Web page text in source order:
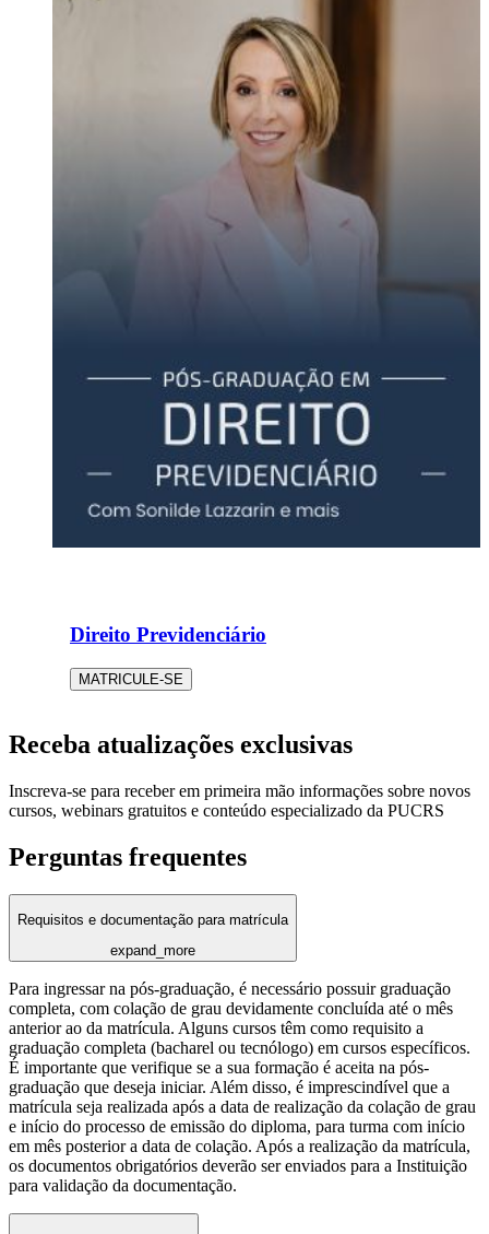
Direito Previdenciário
MATRICULE-SE
Receba atualizações exclusivas
Inscreva-se para receber em primeira mão informações sobre novos
cursos, webinars gratuitos e conteúdo especializado da PUCRS
Perguntas frequentes
Requisitos e documentação para matrícula
expand_more
Para ingressar na pós-graduação, é necessário possuir graduação
completa, com colação de grau devidamente concluída até o mês
anterior ao da matrícula. Alguns cursos têm como requisito a
graduação completa (bacharel ou tecnólogo) em cursos específicos.
É importante que verifique se a sua formação é aceita na pós-
graduação que deseja iniciar. Além disso, é imprescindível que a
matrícula seja realizada após a data de realização da colação de grau
e início do processo de emissão do diploma, para turma com início
em mês posterior a data de colação. Após a realização da matrícula,
os documentos obrigatórios deverão ser enviados para a Instituição
para validação da documentação.